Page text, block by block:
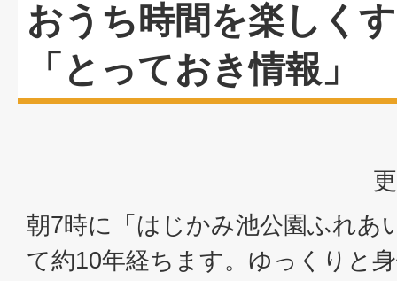
おうち時間を楽しく
「とっておき情報」
朝7時に「はじかみ池公園ふれあ
て約10年経ちます。ゆっくりと